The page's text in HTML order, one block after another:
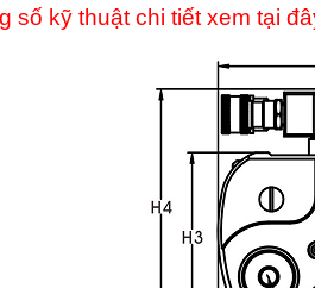
số kỹ thuật chi tiết xem tại